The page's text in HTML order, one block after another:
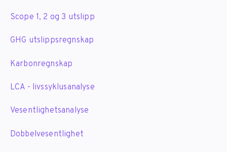
Scope 1, 2 og 3 utslipp
GHG utslippsregnskap
Karbonregnskap
LCA - livssyklusanalyse
Vesentlighetsanalyse
Dobbelvesentlighet